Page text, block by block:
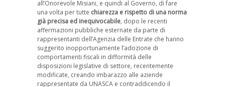
all’Onorevole Misiani, e quindi al Governo, di fare
una volta per tutte chiarezza e rispetto di una norma
già precisa ed inequivocabile, dopo le recenti
affermazioni pubbliche esternate da parte di
rappresentanti dell’Agenzia delle Entrate che hanno
suggerito inopportunamente l’adozione di
comportamenti fiscali in difformità delle
disposizioni legislative di settore, recentemente
modificate, creando imbarazzo alle aziende
rappresentate da UNASCA e contraddicendo il